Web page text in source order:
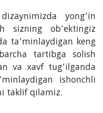
yong’in
sizning ob’ektingiz
ta’minlaydigan keng
tartibga solish
va xavf tug’ilganda
ishonchli
taklif qilamiz.